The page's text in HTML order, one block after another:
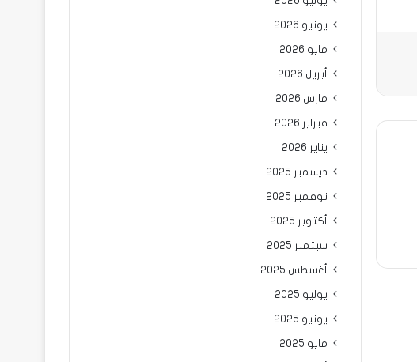
يونيو 2026
مايو 2026
أبريل 2026
مارس 2026
فبراير 2026
يناير 2026
ديسمبر 2025
نوفمبر 2025
أكتوبر 2025
سبتمبر 2025
أغسطس 2025
يوليو 2025
يونيو 2025
مايو 2025